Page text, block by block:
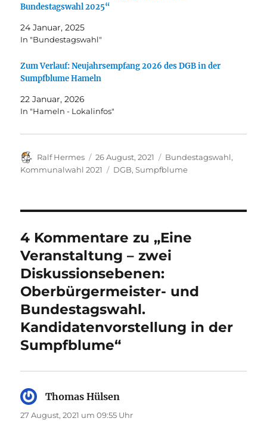
Bundestagswahl 2025“
24 Januar, 2025
In "Bundestagswahl"
Zum Verlauf: Neujahrsempfang 2026 des DGB in der
Sumpfblume Hameln
22 Januar, 2026
In "Hameln - Lokalinfos"
Autor
Ralf Hermes
Veröffentlicht
am
26 August, 2021 Kategorien
Bundestagswahl,
Kommunalwahl 2021
Schlagwörter
DGB,Sumpfblume
4 Kommentare zu „Eine
Veranstaltung – zwei
Diskussionsebenen:
Oberbürgermeister- und
Bundestagswahl.
Kandidatenvorstellung in der
Sumpfblume“
Thomas Hülsen
27 August, 2021 um 09:55 Uhr